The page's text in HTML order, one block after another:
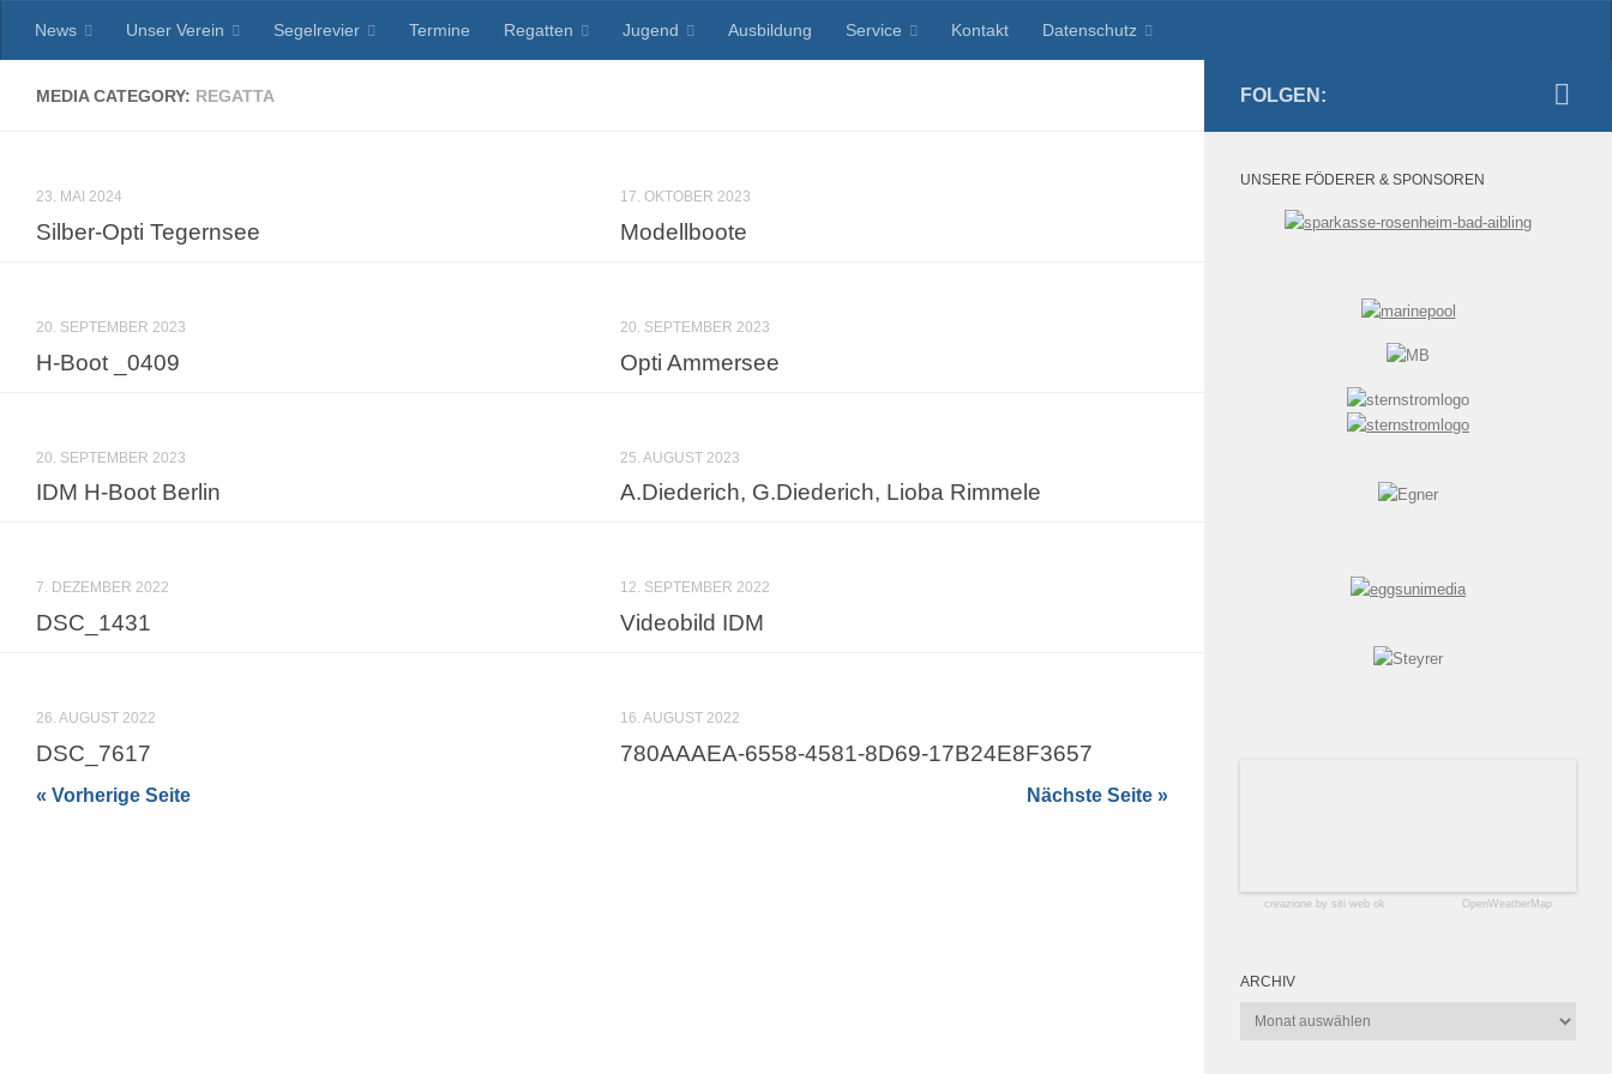
Zum Inhalt springen
News Unser Verein Segelrevier Termine Regatten Jugend Ausbildung Service Kontakt Datenschutz
MEDIA CATEGORY: REGATTA
23. MAI 2024
Silber-Opti Tegernsee
17. OKTOBER 2023
Modellboote
20. SEPTEMBER 2023
H-Boot _0409
20. SEPTEMBER 2023
Opti Ammersee
20. SEPTEMBER 2023
IDM H-Boot Berlin
25. AUGUST 2023
A.Diederich, G.Diederich, Lioba Rimmele
7. DEZEMBER 2022
DSC_1431
12. SEPTEMBER 2022
Videobild IDM
26. AUGUST 2022
DSC_7617
16. AUGUST 2022
780AAAEA-6558-4581-8D69-17B24E8F3657
« Vorherige Seite Nächste Seite »
FOLGEN:
UNSERE FÖDERER & SPONSOREN
creazione by siti web ok OpenWeatherMap
ARCHIV
Archiv